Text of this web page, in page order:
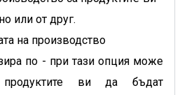
или от друг.
на производство
по - при тази опция може
ви да бъдат